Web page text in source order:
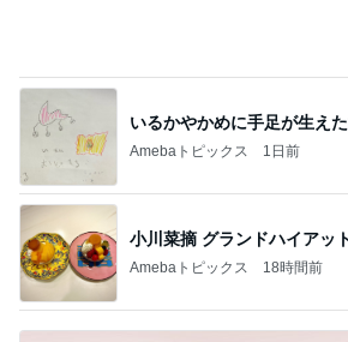
小川菜摘 グランドハイアッ
Amebaトピックス 18時間前